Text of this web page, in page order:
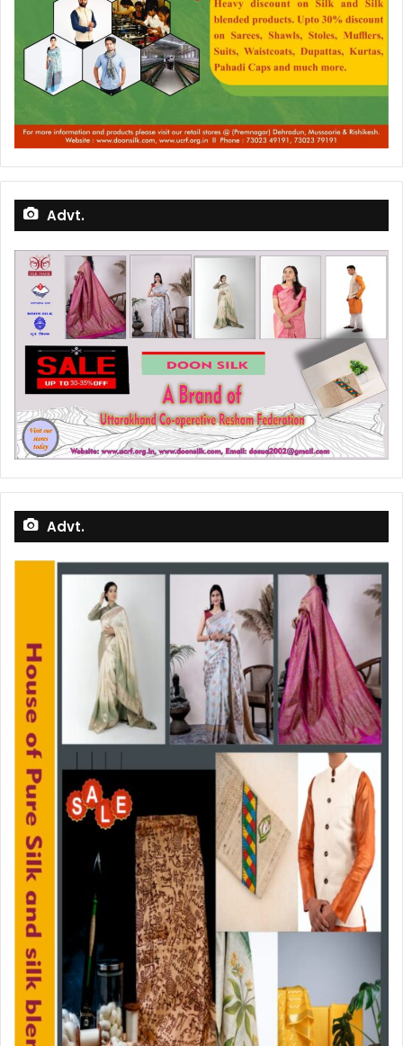
Advt.
Advt.